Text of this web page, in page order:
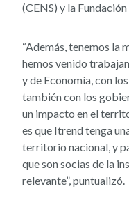
(CENS) y la
“Además, tenemos la
hemos venido
y de Economía, con
también con los
un impacto en el
es que Itrend tenga
territorio nacional, y
que son socias de la
relevante”, puntualizó.